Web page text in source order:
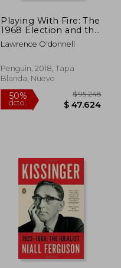
dcto.
Playing With Fire: The
1968 Election and the
Transformation of
American Politics (en
Lawrence O'donnell
Penguin, 2018, Tapa
Blanda, Nuevo